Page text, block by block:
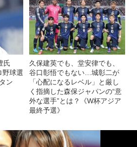
氏
野球選
ン
久保建英でも、堂安律でも、
谷口彰悟でもない…城彰二が
「心配になるレベル」と厳し
く指摘した森保ジャパンの“意
外な選手”とは？《W杯アジア
最終予選》